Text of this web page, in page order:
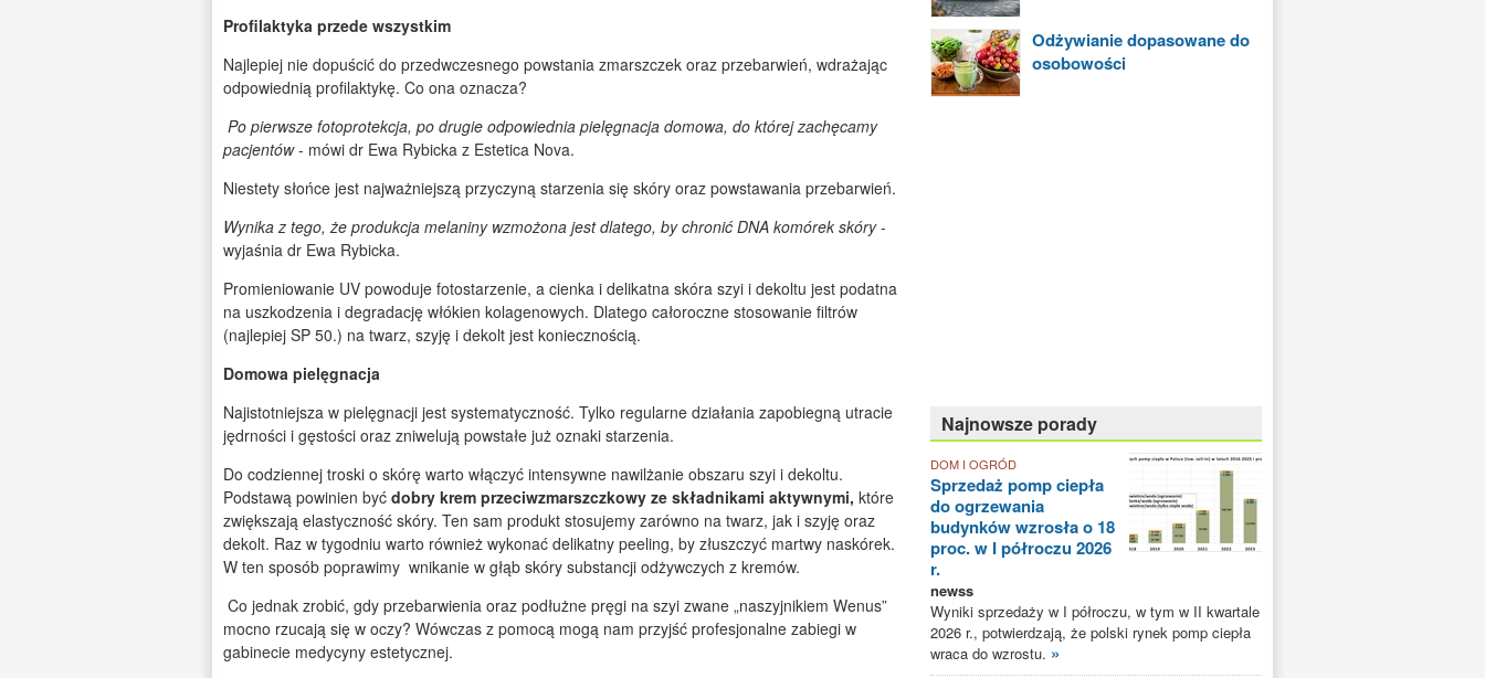
Profilaktyka przede wszystkim
Najlepiej nie dopuścić do przedwczesnego powstania zmarszczek oraz przebarwień, wdrażając
odpowiednią profilaktykę. Co ona oznacza?
Po pierwsze fotoprotekcja, po drugie odpowiednia pielęgnacja domowa, do której zachęcamy
pacjentów- mówi dr Ewa Rybicka z Estetica Nova.
Niestety słońce jest najważniejszą przyczyną starzenia się skóry oraz powstawania przebarwień.
Wynika z tego, że produkcja melaniny wzmożona jest dlatego, by chronić DNA komórek skóry-
wyjaśnia dr Ewa Rybicka.
Promieniowanie UV powoduje fotostarzenie, a cienka i delikatna skóra szyi i dekoltu jest podatna
na uszkodzenia i degradację włókien kolagenowych. Dlatego całoroczne stosowanie filtrów
(najlepiej SP 50.) na twarz, szyję i dekolt jest koniecznością.
Domowa pielęgnacja
Najistotniejsza w pielęgnacji jest systematyczność. Tylko regularne działania zapobiegną utracie
jędrności i gęstości oraz zniwelują powstałe już oznaki starzenia.
Do codziennej troski o skórę warto włączyć intensywne nawilżanie obszaru szyi i dekoltu.
Podstawą powinien być dobry krem przeciwzmarszczkowy ze składnikami aktywnymi, które
zwiększają elastyczność skóry. Ten sam produkt stosujemy zarówno na twarz, jak i szyję oraz
dekolt. Raz w tygodniu warto również wykonać delikatny peeling, by złuszczyć martwy naskórek.
W ten sposób poprawimy wnikanie w głąb skóry substancji odżywczych z kremów.
Co jednak zrobić, gdy przebarwienia oraz podłużne pręgi na szyi zwane „naszyjnikiem Wenus”
mocno rzucają się w oczy? Wówczas z pomocą mogą nam przyjść profesjonalne zabiegi w
gabinecie medycyny estetycznej.
Odżywianie dopasowane do
osobowości
Najnowsze porady
DOM I OGRÓD
Sprzedaż pomp ciepła
do ogrzewania
budynków wzrosła o 18
proc. w I półroczu 2026
r.
newss
Wyniki sprzedaży w I półroczu, w tym w II kwartale
2026 r., potwierdzają, że polski rynek pomp ciepła
wraca do wzrostu. »